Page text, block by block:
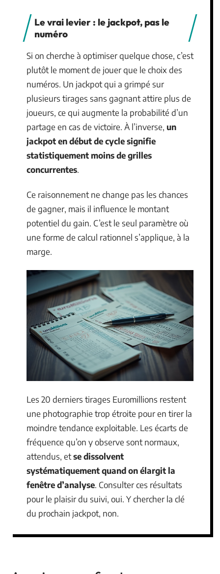
Le vrai levier : le jackpot, pas le
numéro
Si on cherche à optimiser quelque chose, c’est
plutôt le moment de jouer que le choix des
numéros. Un jackpot qui a grimpé sur
plusieurs tirages sans gagnant attire plus de
joueurs, ce qui augmente la probabilité d’un
partage en cas de victoire. À l’inverse, un
jackpot en début de cycle signifie
statistiquement moins de grilles
concurrentes.
Ce raisonnement ne change pas les chances
de gagner, mais il influence le montant
potentiel du gain. C’est le seul paramètre où
une forme de calcul rationnel s’applique, à la
marge.
Les 20 derniers tirages Euromillions restent
une photographie trop étroite pour en tirer la
moindre tendance exploitable. Les écarts de
fréquence qu’on y observe sont normaux,
attendus, etse dissolvent
systématiquement quand on élargit la
fenêtre d’analyse. Consulter ces résultats
pour le plaisir du suivi, oui. Y chercher la clé
du prochain jackpot, non.